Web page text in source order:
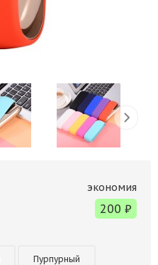
экономия
200 ₽
Пурпурный